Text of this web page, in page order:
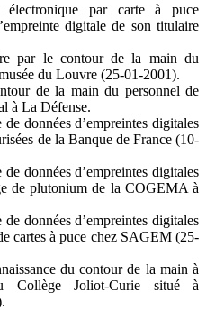
électronique par carte à puce
digitale de son titulaire
par le contour de la main du
du Louvre (25-01-2001).
de la main du personnel de
à La Défense.
de données d’empreintes digitales
de la Banque de France (10-
de données d’empreintes digitales
de plutonium de la COGEMA à
de données d’empreintes digitales
cartes à puce chez SAGEM (25-
du contour de la main à
Collège Joliot-Curie situé à